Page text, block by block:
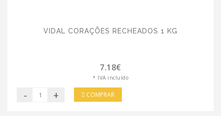
VIDAL CORAÇÕES RECHEADOS 1 KG
7.18€
* IVA incluído
- + COMPRAR